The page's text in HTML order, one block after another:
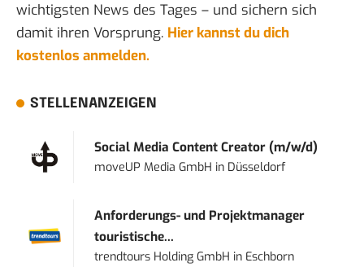
wichtigsten News des Tages – und sichern sich
damit ihren Vorsprung. Hier kannst du dich
kostenlos anmelden.
STELLENANZEIGEN
Social Media Content Creator (m/w/d)
moveUP Media GmbH in Düsseldorf
Anforderungs- und Projektmanager
touristische...
trendtours Holding GmbH in Eschborn